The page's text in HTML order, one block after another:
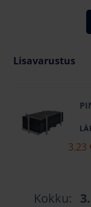
Lisavarustus
3.23
Kokku: